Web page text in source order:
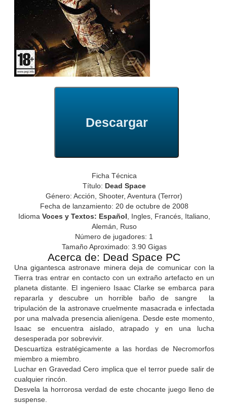
Descargar
Ficha Técnica
Título: Dead Space
Género: Acción, Shooter, Aventura (Terror)
Fecha de lanzamiento: 20 de octubre de 2008
Idioma Voces y Textos: Español , Ingles, Francés, Italiano,
Alemán, Ruso
Número de jugadores: 1
Tamaño Aproximado: 3.90 Gigas
Acerca de: Dead Space PC
Una gigantesca astronave minera deja de comunicar con la
Tierra tras entrar en contacto con un extraño artefacto en un
planeta distante. El ingeniero Isaac Clarke se embarca para
repararla y descubre un horrible baño de sangre  la
tripulación de la astronave cruelmente masacrada e infectada
por una malvada presencia alienígena. Desde este momento,
Isaac se encuentra aislado, atrapado y en una lucha
desesperada por sobrevivir.
Descuartiza estratégicamente a las hordas de Necromorfos
miembro a miembro.
Luchar en Gravedad Cero implica que el terror puede salir de
cualquier rincón.
Desvela la horrorosa verdad de este chocante juego lleno de
suspense.